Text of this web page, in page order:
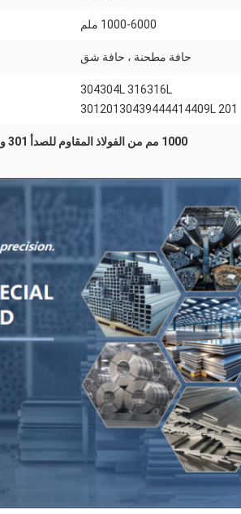
1000-6000 ملم
حافة مطحنة ، حافة شق
304304L 316316L
30120130439444414409L ​​201
1000 مم من الفولاذ المقاوم للصدأ 301 ورقة